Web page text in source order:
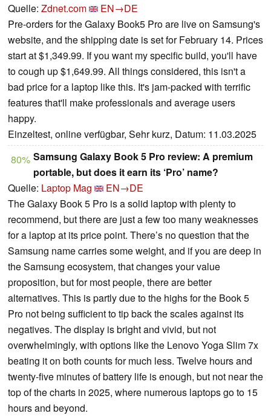
Quelle: Zdnet.com
EN→DE
Pre-orders for the Galaxy Book5 Pro are live on Samsung's
website, and the shipping date is set for February 14. Prices
start at $1,349.99. If you want my specific build, you'll have
to cough up $1,649.99. All things considered, this isn't a
bad price for a laptop like this. It's jam-packed with terrific
features that'll make professionals and average users
happy.
Einzeltest, online verfügbar, Sehr kurz, Datum: 11.03.2025
80% Samsung Galaxy Book 5 Pro review: A premium
portable, but does it earn its ‘Pro’ name?
Quelle: Laptop Mag
EN→DE
The Galaxy Book 5 Pro is a solid laptop with plenty to
recommend, but there are just a few too many weaknesses
for a laptop at its price point. There’s no question that the
Samsung name carries some weight, and if you are deep in
the Samsung ecosystem, that changes your value
proposition, but for most people, there are better
alternatives. This is partly due to the highs for the Book 5
Pro not being sufficient to tip back the scales against its
negatives. The display is bright and vivid, but not
overwhelmingly, with options like the Lenovo Yoga Slim 7x
beating it on both counts for much less. Twelve hours and
twenty-five minutes of battery life is enough, but not near the
top of the charts in 2025, where numerous laptops go to 15
hours and beyond.